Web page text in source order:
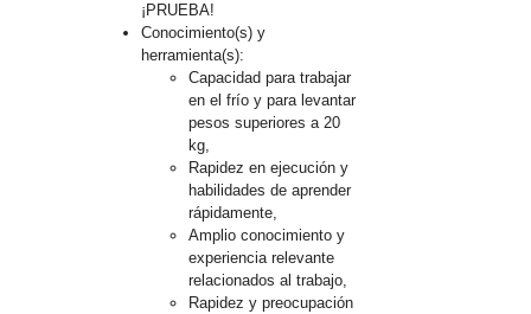
¡PRUEBA!
Conocimiento(s) y
herramienta(s):
Capacidad para trabajar
en el frío y para levantar
pesos superiores a 20
kg,
Rapidez en ejecución y
habilidades de aprender
rápidamente,
Amplio conocimiento y
experiencia relevante
relacionados al trabajo,
Rapidez y preocupación